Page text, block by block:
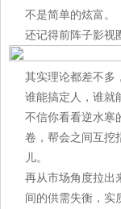
不是简单的炫富。
还记得前阵子影视
其实理论都差不多
谁能搞定人，谁就
不信你看看逆水寒
卷，帮会之间互挖
儿。
再从市场角度拉出
间的供需失衡，实